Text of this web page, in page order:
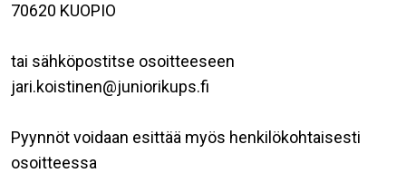
70620 KUOPIO
tai sähköpostitse osoitteeseen
jari.koistinen@juniorikups.fi
Pyynnöt voidaan esittää myös henkilökohtaisesti
osoitteessa